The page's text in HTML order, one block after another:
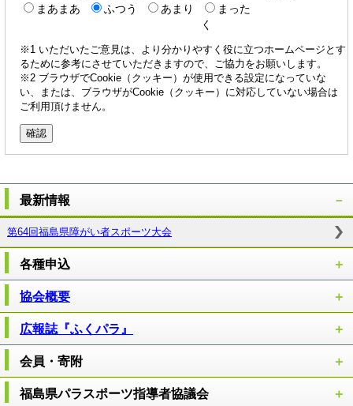
まあまあ
ふつう あまり
まった
く
※1 いただいたご意見は、より分かりやすく役に立つホームページとす
るために参考にさせていただきますので、ご協力をお願いします。
※2 ブラウザでCookie（クッキー）が使用できる設定になっていな
い、または、ブラウザがCookie（クッキー）に対応していない場合は
ご利用頂けません。
最新情報
第64回福島県障がい者スポーツ大会
各種申込
協会概要
広報誌『ふくパラ』
会員・寄附
福島県パラスポーツ指導者協議会